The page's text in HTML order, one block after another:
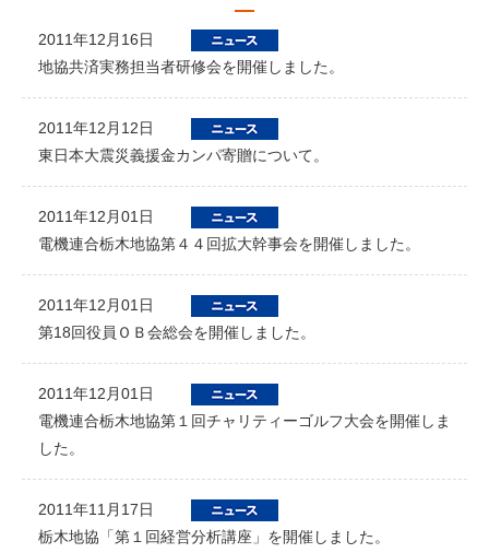
2011年12月16日
地協共済実務担当者研修会を開催しました。
2011年12月12日
東日本大震災義援金カンパ寄贈について。
2011年12月01日
電機連合栃木地協第４４回拡大幹事会を開催しました。
2011年12月01日
第18回役員ＯＢ会総会を開催しました。
2011年12月01日
電機連合栃木地協第１回チャリティーゴルフ大会を開催しま
した。
2011年11月17日
栃木地協「第１回経営分析講座」を開催しました。